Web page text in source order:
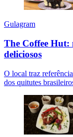
Gulagram
The Coffee Hut:
deliciosos
O local traz
dos quitutes